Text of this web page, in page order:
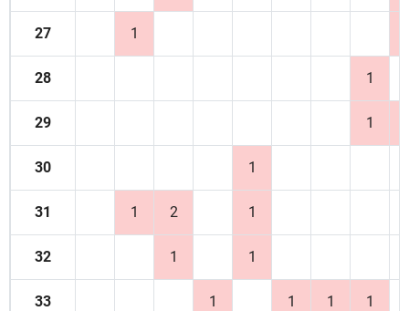
27 1
28 1
29 1
30 1
31 1 2 1
32 1 1
33 1 1 1 1